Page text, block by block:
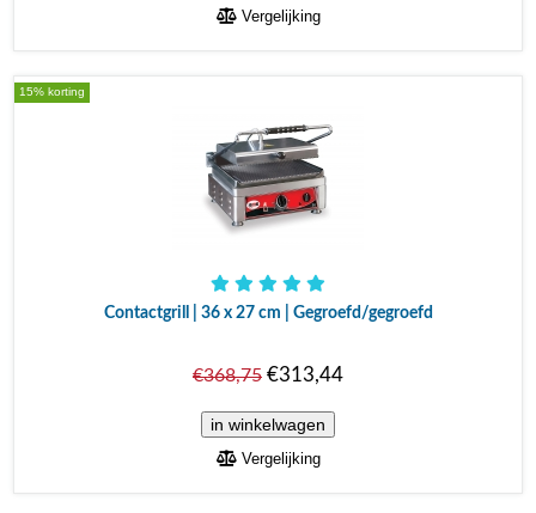
Vergelijking
15% korting
Contactgrill | 36 x 27 cm | Gegroefd/gegroefd
€368,75 €313,44
Vergelijking